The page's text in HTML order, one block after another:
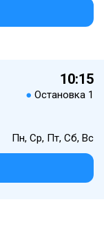
10:15
● Остановка 1
Пн, Ср, Пт, Сб, Вс